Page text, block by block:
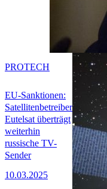
EU-Sanktionen:
Satellitenbetreiber
Eutelsat überträgt
weiterhin
russische TV-
Sender
10.03.2025
PROTECH